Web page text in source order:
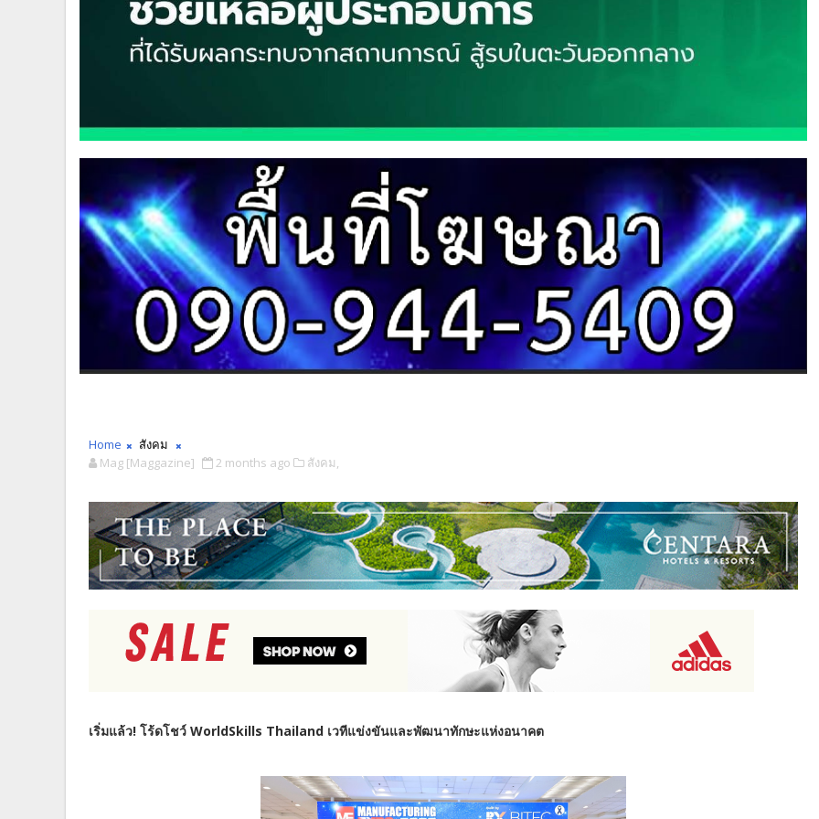
Home
สังคม
Mag [Maggazine]
2 months ago สังคม,
เริ่มแล้ว! โร้ดโชว์ WorldSkills Thailand เวทีแข่งขันและพัฒนาทักษะแห่งอนาคต